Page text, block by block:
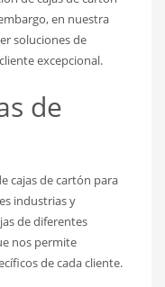
en nuestra
soluciones de
excepcional.
de
cajas de cartón para
industrias y
de diferentes
nos permite
de cada cliente.